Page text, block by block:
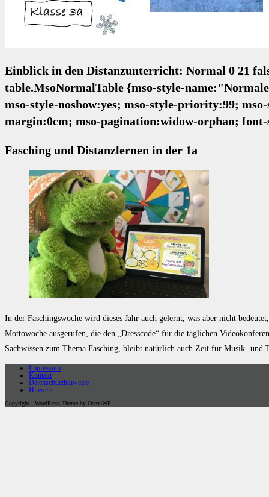
Einblick in den Distanzunterricht: Normal 0 21
table.MsoNormalTable {mso-style-
mso-style-noshow:yes; mso-style-priority:99;
margin:0cm; mso-pagination:widow-orphan;
Fasching und Distanzlernen in der 1a
In der Faschingswoche wird dieses Jahr auch gelernt, was aber nicht
Mottowoche ausgerufen, die den „Dresscode“ für die täglichen
Sachwissen zum Thema Fasching, bleibt natürlich auch Zeit für Musik- und
Impressum
Kontakt
Datenschutzhinweise
Hinweis
Copyright - WordPress Theme by OceanWP